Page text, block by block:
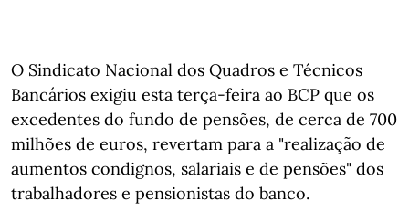
O Sindicato Nacional dos Quadros e Técnicos
Bancários exigiu esta terça-feira ao BCP que os
excedentes do fundo de pensões, de cerca de 700
milhões de euros, revertam para a "realização de
aumentos condignos, salariais e de pensões" dos
trabalhadores e pensionistas do banco.